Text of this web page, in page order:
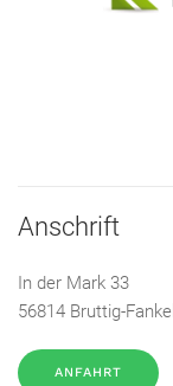
Anschrift
In der Mark 33
56814 Bruttig-Fankel
ANFAHRT